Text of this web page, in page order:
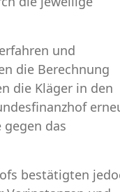
und
die Berechnung
die Kläger in den
das
bestätigten